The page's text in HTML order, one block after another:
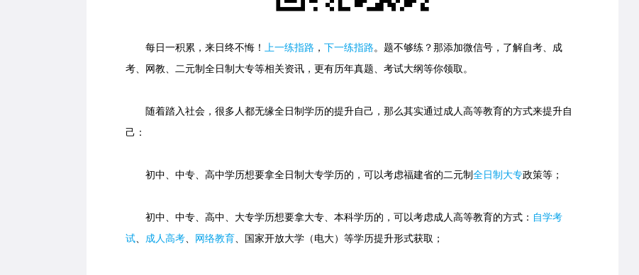
每日一积累，来日终不悔！ 上一练指路 ， 下一练指路。 题不够练？那添加微信号，了解自考、成
考、网教、二元制全日制大专等相关资讯，更有历年真题、考试大纲等你领取。
随着踏入社会，很多人都无缘全日制学历的提升自己，那么其实通过成人高等教育的方式来提升自
己：
初中、中专、高中学历想要拿全日制大专学历的，可以考虑福建省的二元制 全日制大专政策等；
初中、中专、高中、大专学历想要拿大专、本科学历的，可以考虑成人高等教育的方式： 自学考
试、 成人高考、 网络教育、国家开放大学（电大）等学历提升形式获取；